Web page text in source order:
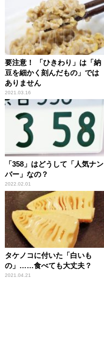
要注意！ 「ひきわり」は「納
豆を細かく刻んだもの」では
ありません
2021.03.16
「358」はどうして「人気ナン
バー」なの？
2022.02.01
タケノコに付いた「白いも
の」……食べても大丈夫？
2021.04.21